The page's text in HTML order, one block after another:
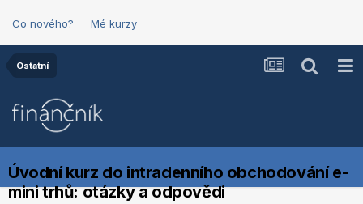
Co nového? Mé kurzy
Ostatní
Úvodní kurz do intradenního obchodování e-
mini trhů: otázky a odpovědi